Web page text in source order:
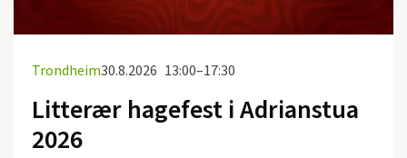
Trondheim30.8.2026 13:00–17:30
Litterær hagefest i Adrianstua
2026